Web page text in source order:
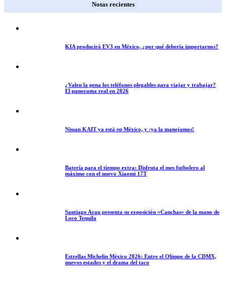
Notas recientes
KIA producirá EV3 en México, ¿por qué debería importarnos?
¿Valen la pena los teléfonos plegables para viajar y trabajar?
El panorama real en 2026
Nissan KAIT ya está en México, y ¡ya la manejamos!
Batería para el tiempo extra: Disfruta el mes futbolero al
máximo con el nuevo Xiaomi 17T
Santiago Arau presenta su exposición «Canchas» de la mano de
Loco Tequila
Estrellas Michelin México 2026: Entre el Olimpo de la CDMX,
nuevos estados y el drama del taco